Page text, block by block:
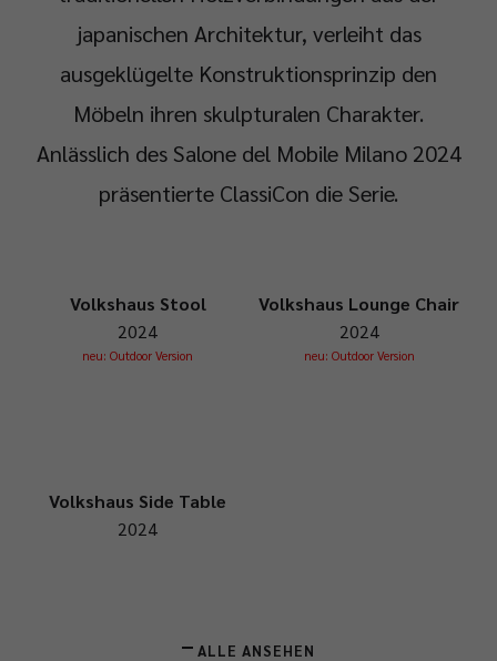
japanischen Architektur, verleiht das
ausgeklügelte Konstruktionsprinzip den
Möbeln ihren skulpturalen Charakter.
Anlässlich des Salone del Mobile Milano 2024
präsentierte ClassiCon die Serie.
Volkshaus Stool
2024
neu: Outdoor Version
Volkshaus Lounge Chair
2024
neu: Outdoor Version
Volkshaus Side Table
2024
ALLE ANSEHEN